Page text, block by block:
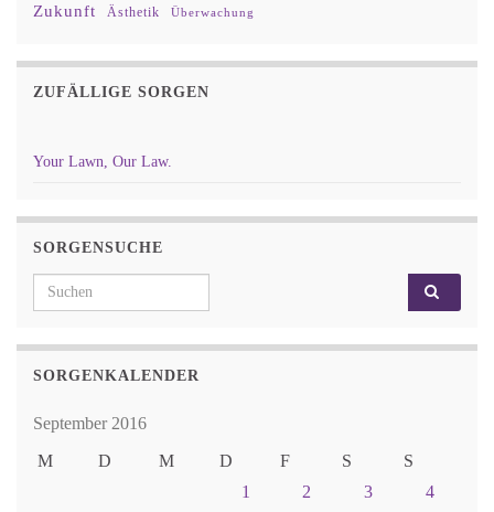
Zukunft Ästhetik Überwachung
ZUFÄLLIGE SORGEN
Your Lawn, Our Law.
SORGENSUCHE
Search for:
SORGENKALENDER
September 2016
M
D M D F S
S
1
2 3
4